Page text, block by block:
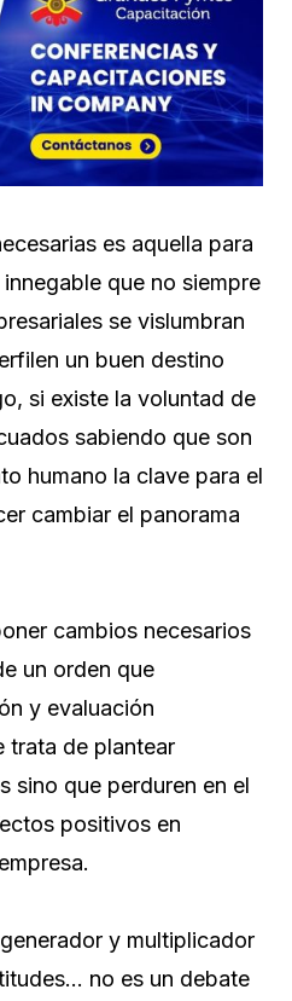
es aquella para
que no siempre
se vislumbran
un buen destino
si existe la voluntad de
sabiendo que son
humano la clave para el
cambiar el panorama
cambios necesarios
un orden que
y evaluación
trata de plantear
sino que perduren en el
positivos en
y multiplicador
no es un debate